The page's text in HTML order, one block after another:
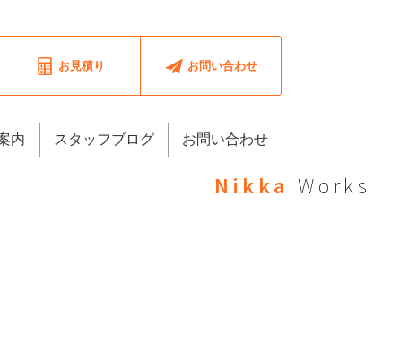
お見積り お問い合わせ
内 スタッフブログ お問い合わせ
Nikka Works